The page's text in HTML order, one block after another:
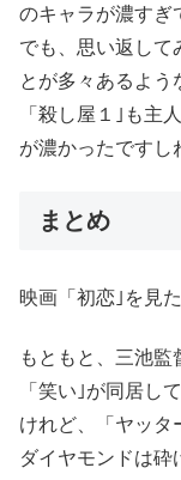
のキャラが濃すぎ
でも、思い返して
とが多々あるよう
「殺し屋１｣も主
が濃かったですし
まとめ
映画「初恋｣を見
もともと、三池監
「笑い｣が同居し
けれど、「ヤッ
ダイヤモンドは